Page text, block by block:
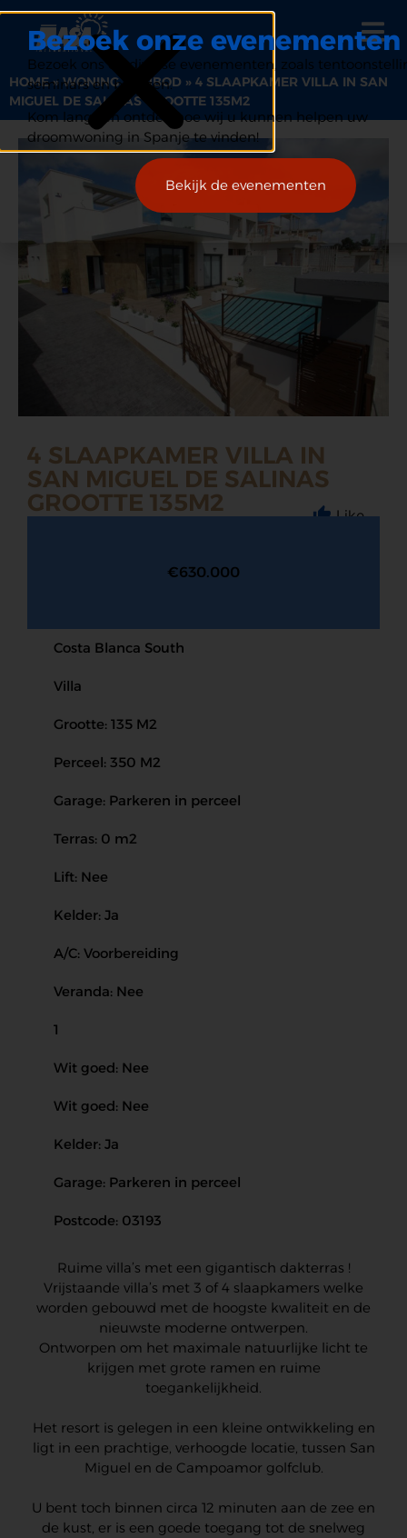
HOME»WONING AANBOD » 4 SLAAPKAMER VILLA IN SAN
MIGUEL DE SALINAS GROOTTE 135M2
4 SLAAPKAMER VILLA IN
SAN MIGUEL DE SALINAS
GROOTTE 135M2
Like
€630.000
Costa Blanca South
Villa
Grootte: 135 M2
Perceel: 350 M2
Garage: Parkeren in perceel
Terras: 0 m2
Lift: Nee
Kelder: Ja
A/C: Voorbereiding
Veranda: Nee
1
Wit goed: Nee
Wit goed: Nee
Kelder: Ja
Garage: Parkeren in perceel
Postcode: 03193
Ruime villa’s met een gigantisch dakterras !
Vrijstaande villa’s met 3 of 4 slaapkamers welke
worden gebouwd met de hoogste kwaliteit en de
nieuwste moderne ontwerpen.
Ontworpen om het maximale natuurlijke licht te
krijgen met grote ramen en ruime
toegankelijkheid.
Het resort is gelegen in een kleine ontwikkeling en
ligt in een prachtige, verhoogde locatie, tussen San
Miguel en de Campoamor golfclub.
U bent toch binnen circa 12 minuten aan de zee en
de kust, er is een goede toegang tot de snelweg
Bezoek onze evenementen
Bezoek ons op diverse evenementen, zoals
seminars en beurzen.
Kom langs en ontdek hoe wij u kunnen helpen uw
droomwoning in Spanje te vinden!
Bekijk de evenementen